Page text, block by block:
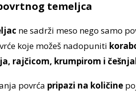
temeljca
ne sadrži meso nego samo
koje možeš nadopuniti
rajčicom, krumpirom i
povrća pripazi na količine